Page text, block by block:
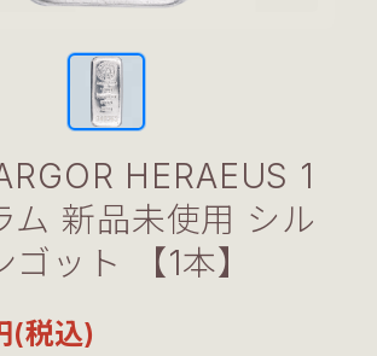
HERAEUS 1
ム 新品未使用 シル
ット 【1本】
(税込)